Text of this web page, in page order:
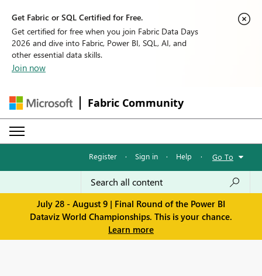
Get Fabric or SQL Certified for Free.
Get certified for free when you join Fabric Data Days
2026 and dive into Fabric, Power BI, SQL, AI, and
other essential data skills.
Join now
Fabric Community
Register · Sign in · Help · Go To
July 28 - August 9 | Final Round of the Power BI
Dataviz World Championships. This is your chance.
Learn more